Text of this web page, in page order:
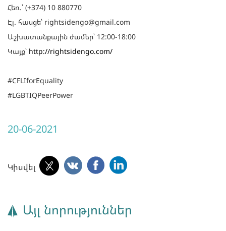
Հեռ.՝ (+374) 10 880770
Էլ. հասցե՝ rightsidengo@gmail.com
Աշխատանքային ժամեր՝ 12:00-18:00
Կայք՝ http://rightsidengo.com/
#CFLIforEquality
#LGBTIQPeerPower
20-06-2021
Կիսվել
Այլ նորություններ